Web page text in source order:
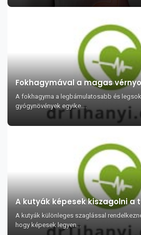
Fokhagymával a magas
A fokhagyma a legbámulatosabb és
gyógynövények egyike....
A kutyák képesek kiszagolni a
A kutyák különleges szaglással
hogy képesek legyen...